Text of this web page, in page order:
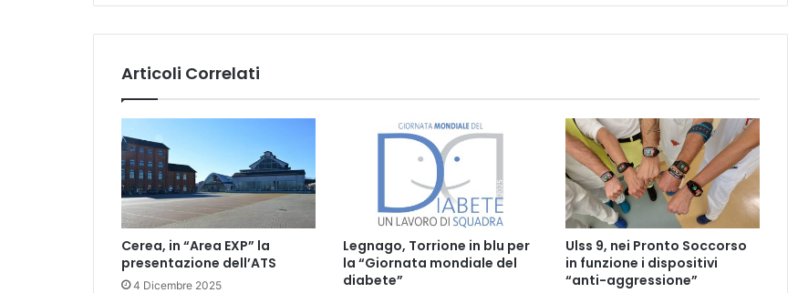
vittime
mafie”
Articoli Correlati
Cerea, in “Area EXP” la
presentazione dell’ATS
4 Dicembre 2025
Legnago, Torrione in blu per
la “Giornata mondiale del
diabete”
Ulss 9, nei Pronto Soccorso
in funzione i dispositivi
“anti-aggressione”